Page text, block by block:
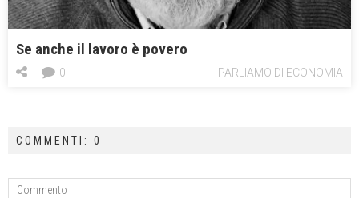
Se anche il lavoro è povero
PARLIAMO DI ECONOMIA
0
COMMENTI: 0